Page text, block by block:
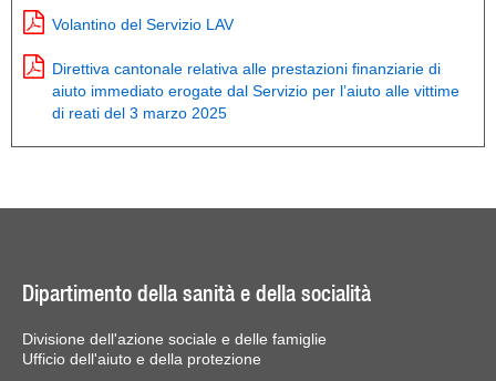
Volantino del Servizio LAV
Direttiva cantonale relativa alle prestazioni finanziarie di
aiuto immediato erogate dal Servizio per l’aiuto alle vittime
di reati del 3 marzo 2025
Dipartimento della sanità e della socialità
Divisione dell'azione sociale e delle famiglie
Ufficio dell'aiuto e della protezione